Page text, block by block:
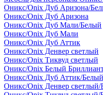
Оникс/Onix Дуб Аризона/
Оникс/Onix Дуб Аризона
Оникс/Onix Дуб Мали/Белый
Оникс/Onix Дуб Мали
Оникс/Onix Дуб Аттик
Оникс/Onix Денвер светлый
Оникс/Onix Тиквуд светлый
Оникс/Onix Белый
Оникс/Onix Дуб Аттик/
Оникс/Onix Денвер светлый/